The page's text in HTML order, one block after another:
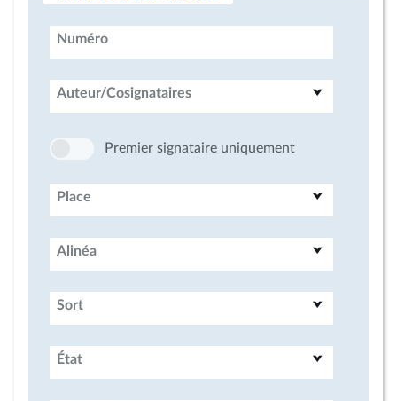
Numéro
Auteur/Cosignataires
Premier signataire uniquement
Place
Alinéa
Sort
État